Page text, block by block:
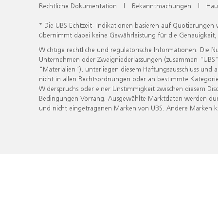
Rechtliche Dokumentation | Bekanntmachungen |
* Die UBS Echtzeit- Indikationen basieren auf
übernimmt dabei keine Gewährleistung für die
Wichtige rechtliche und regulatorische Informationen. Die
Unternehmen oder Zweigniederlassungen (zusammen
"Materialien"), unterliegen diesem Haftungsausschluss
nicht in allen Rechtsordnungen oder an bestimmte
Widerspruchs oder einer Unstimmigkeit zwischen diesem
Bedingungen Vorrang. Ausgewählte Marktdaten werden
und nicht eingetragenen Marken von UBS. Andere Marken